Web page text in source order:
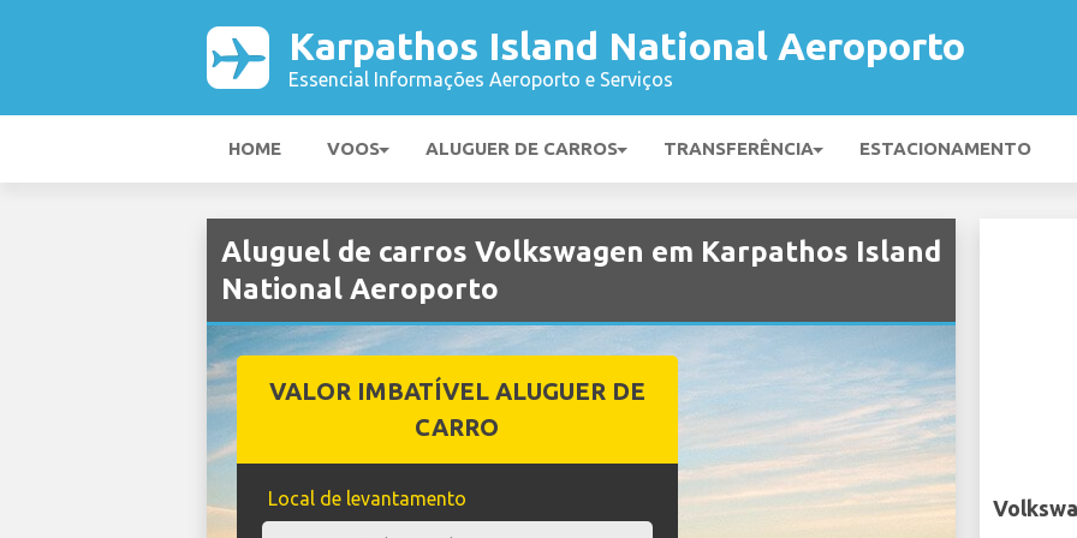
Karpathos Island National Aeroporto
Essencial Informações Aeroporto e Serviços
HOME VOOS ALUGUER DE CARROS TRANSFERÊNCIA ESTACIONAMENTO
Aluguel de carros Volkswagen em Karpathos Island
National Aeroporto
VALOR IMBATÍVEL ALUGUER DE
CARRO
Local de levantamento